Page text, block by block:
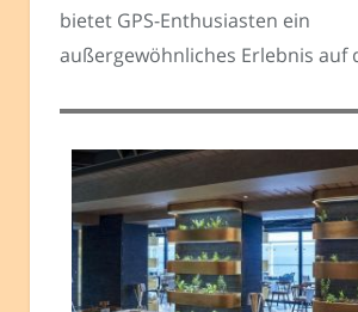
bietet GPS-Enthusiasten ein
außergewöhnliches Erlebnis auf